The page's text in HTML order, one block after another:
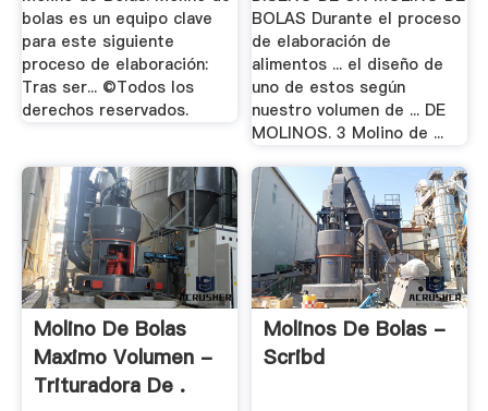
bolas es un equipo clave
para este siguiente
proceso de elaboración:
Tras ser... ©Todos los
derechos reservados.
BOLAS Durante el proceso
de elaboración de
alimentos ... el diseño de
uno de estos según
nuestro volumen de ... DE
MOLINOS. 3 Molino de ...
Molino De Bolas
Maximo Volumen -
Trituradora De .
Molinos De Bolas -
Scribd